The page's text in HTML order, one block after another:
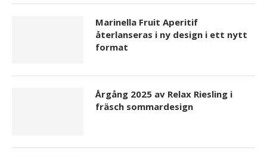
Marinella Fruit Aperitif
återlanseras i ny design i ett nytt
format
Årgång 2025 av Relax Riesling i
fräsch sommardesign